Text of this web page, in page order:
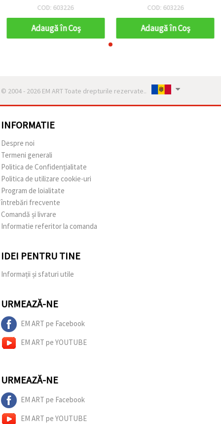
COD: 603226
Adaugă în Coş
COD: 603226
Adaugă în Coş
© 2004 - 2026 EM ART Toate drepturile rezervate..
INFORMATIE
Despre noi
Termeni generali
Politica de Confidențialitate
Politica de utilizare cookie-uri
Program de loialitate
întrebări frecvente
Comandă și livrare
Informatie referitor la comanda
IDEI PENTRU TINE
Informații și sfaturi utile
URMEAZĂ-NE
EM ART pe Facebook
EM ART pe YOUTUBE
URMEAZĂ-NE
EM ART pe Facebook
EM ART pe YOUTUBE